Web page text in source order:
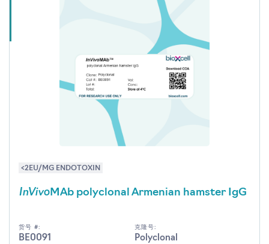
<2EU/MG ENDOTOXIN
InVivoMAb polyclonal Armenian hamster IgG
货号 #:
BE0091
克隆号:
Polyclonal